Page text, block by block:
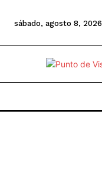
sábado, agosto 8, 2026